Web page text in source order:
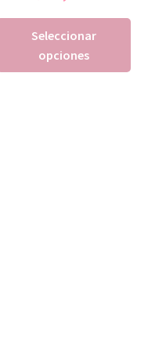
Seleccionar
opciones